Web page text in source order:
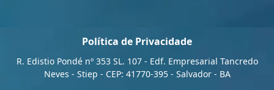
WHATSAPP
Política de Privacidade
R. Edistio Pondé nº 353 SL. 107 - Edf. Empresarial Tancredo
Neves - Stiep - CEP: 41770-395 - Salvador - BA